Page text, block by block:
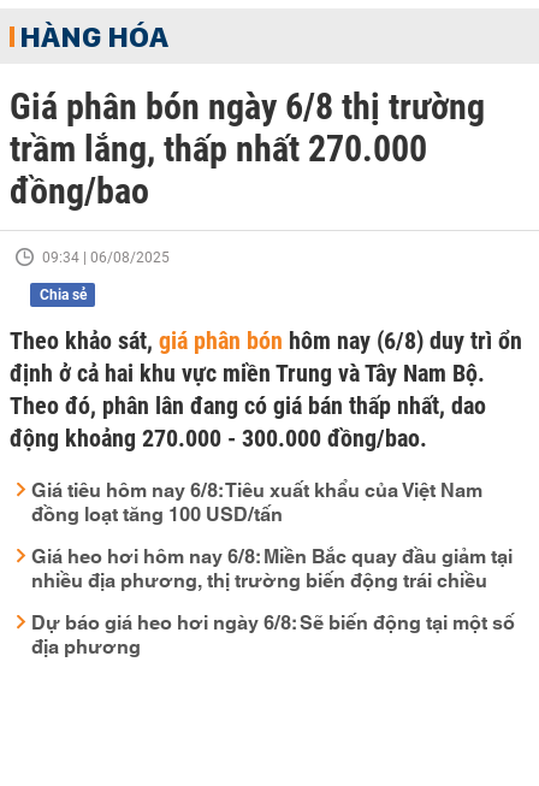
HÀNG HÓA
Giá phân bón ngày 6/8 thị trường
trầm lắng, thấp nhất 270.000
đồng/bao
09:34 | 06/08/2025
Chia sẻ
Theo khảo sát, giá phân bón hôm nay (6/8) duy trì ổn
định ở cả hai khu vực miền Trung và Tây Nam Bộ.
Theo đó, phân lân đang có giá bán thấp nhất, dao
động khoảng 270.000 - 300.000 đồng/bao.
Giá tiêu hôm nay 6/8: Tiêu xuất khẩu của Việt Nam
đồng loạt tăng 100 USD/tấn
Giá heo hơi hôm nay 6/8: Miền Bắc quay đầu giảm tại
nhiều địa phương, thị trường biến động trái chiều
Dự báo giá heo hơi ngày 6/8: Sẽ biến động tại một số
địa phương